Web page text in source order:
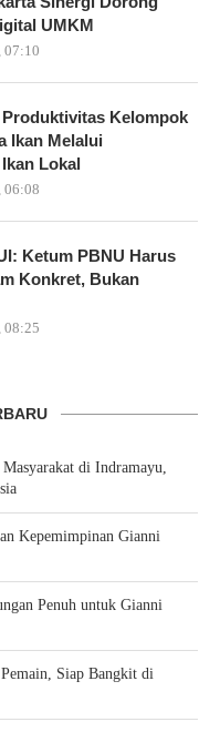
UMKM
07:10
Kelompok
Ikan Melalui
Lokal
06:08
Ketum PBNU Harus
Konkret, Bukan
08:25
di Indramayu,
Kepemimpinan Gianni
Penuh untuk Gianni
Siap Bangkit di